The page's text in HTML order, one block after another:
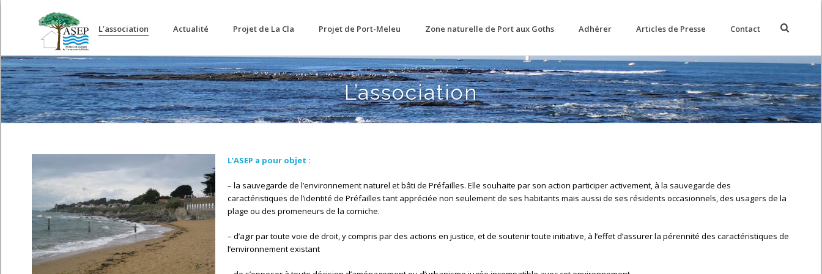
Accueil L’association Actualité Projet de La Cla Projet de Port-Meleu Zone naturelle de Port aux Goths Adhérer Articles de Presse Contact
L’association
L’ASEP a pour objet :
– la sauvegarde de l’environnement naturel et bâti de Préfailles. Elle souhaite par son action participer activement, à la sauvegarde des
caractéristiques de l’identité de Préfailles tant appréciée non seulement de ses habitants mais aussi de ses résidents occasionnels, des usagers de la
plage ou des promeneurs de la corniche.
– d’agir par toute voie de droit, y compris par des actions en justice, et de soutenir toute initiative, à l’effet d’assurer la pérennité des caractéristiques de
l’environnement existant